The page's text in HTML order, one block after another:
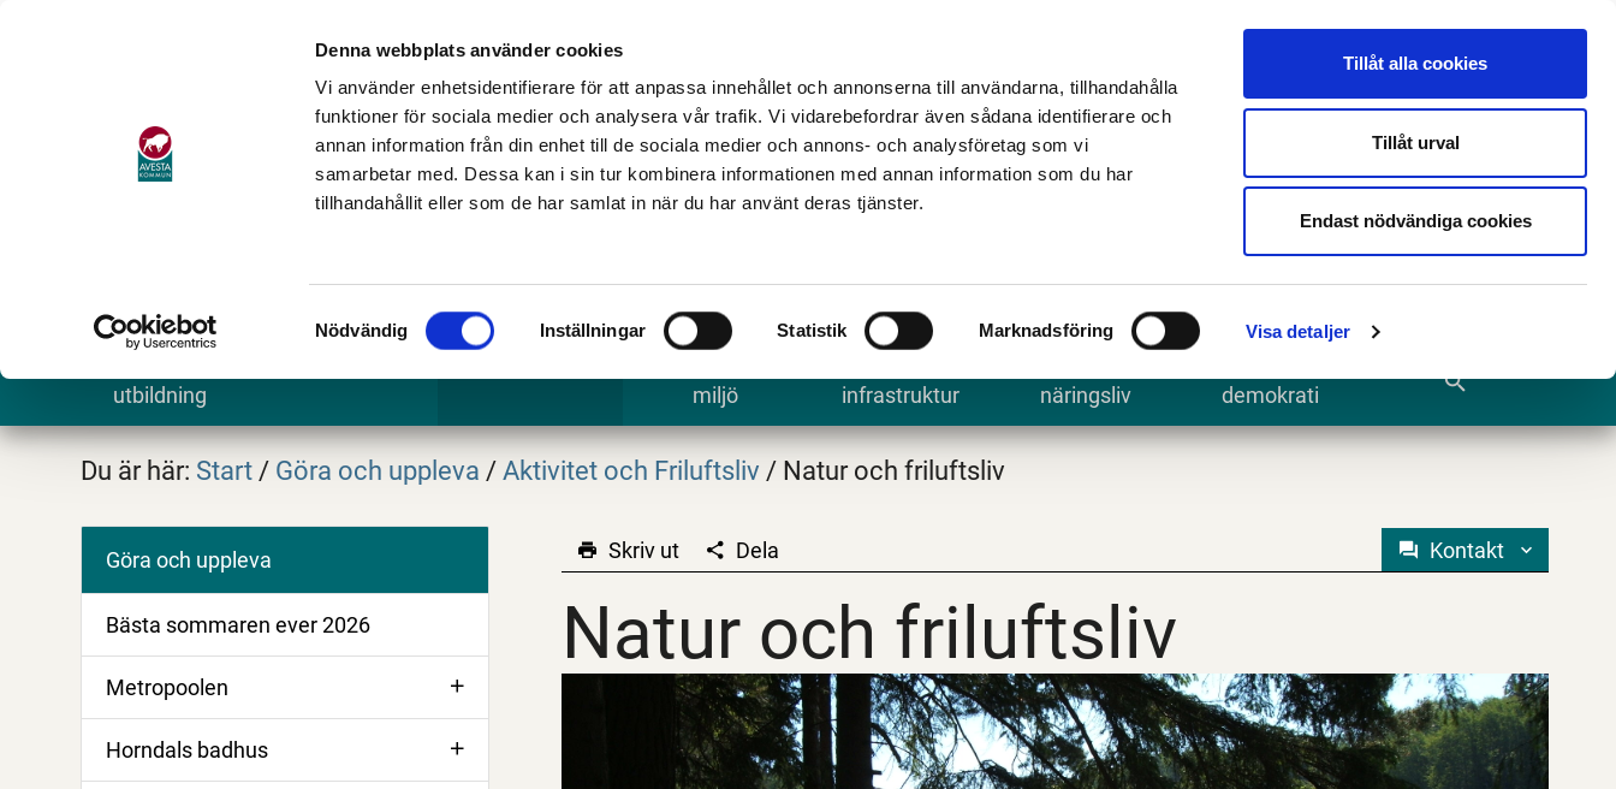
Denna webbplats använder cookies
Vi använder enhetsidentifierare för att anpassa innehållet och annonserna till användarna, tillhandahålla
funktioner för sociala medier och analysera vår trafik. Vi vidarebefordrar även sådana identifierare och
annan information från din enhet till de sociala medier och annons- och analysföretag som vi
samarbetar med. Dessa kan i sin tur kombinera informationen med annan information som du har
tillhandahållit eller som de har samlat in när du har använt deras tjänster.
Samtyckesval
Nödvändig Inställningar Statistik Marknadsföring Visa detaljer
Tillåt alla cookies
Tillåt urval
Endast nödvändiga cookies
E-tjänster och blanketter Translate
Sök
utbildning
miljö
infrastruktur
näringsliv
demokrati
search
Du är här: Start / Göra och uppleva / Aktivitet och Friluftsliv / Natur och friluftsliv
Göra och uppleva
Bästa sommaren ever 2026
Metropoolen
Horndals badhus
Natur och friluftsliv
Skriv ut Dela Kontakt
Natur och friluftsliv